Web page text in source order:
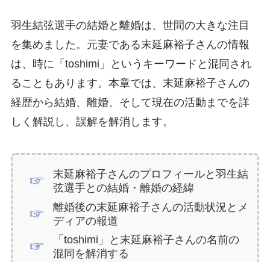
羽生結弦選手の結婚と離婚は、世間の大きな注目
を集めました。元妻である末延麻裕子さんの情報
は、時に「toshimi」というキーワードと混同され
ることもあります。本章では、末延麻裕子さんの
経歴から結婚、離婚、そして現在の活動までを詳
しく解説し、誤解を解消します。
末延麻裕子さんのプロフィールと羽生結
弦選手との結婚・離婚の経緯
離婚後の末延麻裕子さんの活動状況とメ
ディアの報道
「toshimi」と末延麻裕子さんの名前の
混同を解消する